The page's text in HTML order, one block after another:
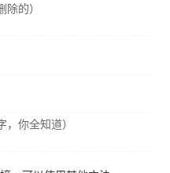
的）
你全知道）